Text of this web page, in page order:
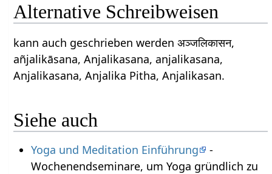
Alternative Schreibweisen
kann auch geschrieben werden अञ्जलिकासन,
añjalikāsana, Anjalikasana, anjalikasana,
Anjalikasana, Anjalika Pitha, Anjalikasan.
Siehe auch
Yoga und Meditation Einführung
-
Wochenendseminare, um Yoga gründlich zu